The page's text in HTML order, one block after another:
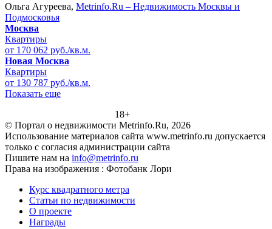
Ольга Агуреева, Metrinfo.Ru – Недвижимость Москвы и
Подмосковья
Москва
Квартиры
от 170 062 руб./кв.м.
Новая Москва
Квартиры
от 130 787 руб./кв.м.
Показать еще
18+
© Портал о недвижимости Metrinfo.Ru, 2026
Использование материалов сайта www.metrinfo.ru допускается
только с согласия администрации сайта
Пишите нам на info@metrinfo.ru
Права на изображения : Фотобанк Лори
Курс квадратного метра
Статьи по недвижимости
О проекте
Награды